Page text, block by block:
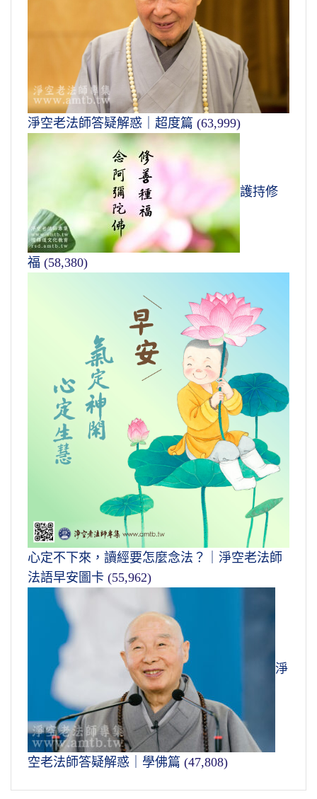
淨空老法師答疑解惑｜超度篇 (63,999)
護持修
福 (58,380)
心定不下來，讀經要怎麼念法？｜淨空老法師
法語早安圖卡 (55,962)
淨
空老法師答疑解惑｜學佛篇 (47,808)